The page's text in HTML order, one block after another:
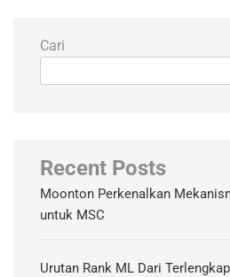
Cari
Recent Posts
Moonton Perkenalkan
untuk MSC
Urutan Rank ML Dari